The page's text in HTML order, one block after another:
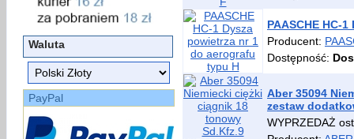
Waluta
PayPal
PAASCHE HC-
Producent:
Dostępność:
Aber 35094
zestaw
WYPRZEDAŻ